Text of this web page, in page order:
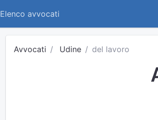
Elenco avvocati
Avvocati Udine del lavoro